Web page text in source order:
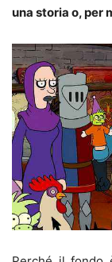
una storia o, per